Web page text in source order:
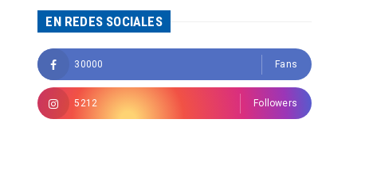
EN REDES SOCIALES
30000 Fans
5212 Followers